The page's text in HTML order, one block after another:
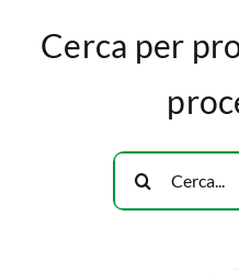
Cerca per